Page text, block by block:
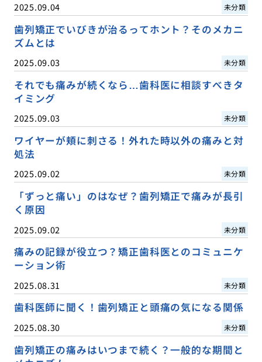
2025.09.04 未分類
歯列矯正でいびきが治るってホント？そのメカニ
ズムとは
2025.09.03 未分類
それでも痛みが続くなら…歯科医に相談すべきタ
イミング
2025.09.03 未分類
ワイヤーが頬に刺さる！外れた時以外の痛みと対
処法
2025.09.02 未分類
「ずっと痛い」のはなぜ？歯列矯正で痛みが長引
く原因
2025.09.02 未分類
痛みの記録が役立つ？矯正歯科医とのコミュニケ
ーション術
2025.08.31 未分類
歯科医師に聞く！歯列矯正と頭痛の気になる関係
2025.08.30 未分類
歯列矯正の痛みはいつまで続く？一般的な期間と